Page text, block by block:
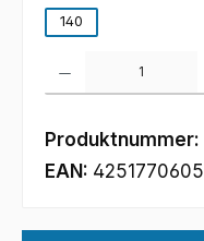
140
Produktnummer:
EAN: